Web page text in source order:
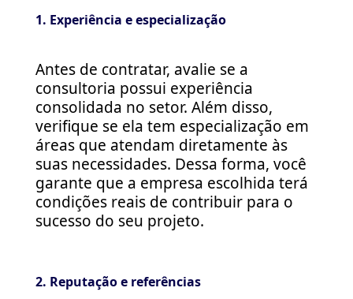
1. Experiência e especialização
Antes de contratar, avalie se a
consultoria possui experiência
consolidada no setor. Além disso,
verifique se ela tem especialização em
áreas que atendam diretamente às
suas necessidades. Dessa forma, você
garante que a empresa escolhida terá
condições reais de contribuir para o
sucesso do seu projeto.
2. Reputação e referências